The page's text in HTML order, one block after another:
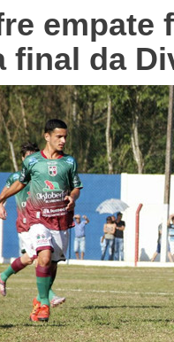
empate
final da